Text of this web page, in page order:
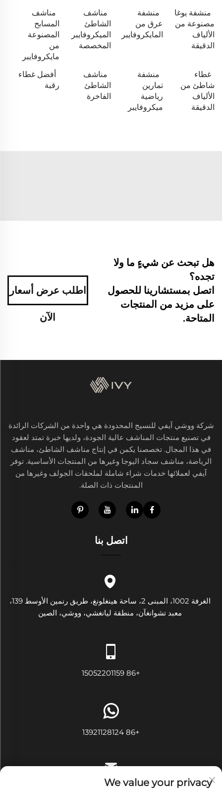
منشفة يوغا
مصنوعة من
الألياف
الدقيقة
منشفة
عرق من
المايكروفايبر
مناشف
الشاطئ
الميكروفايبر
المخصصة
مناشف
المسابح
المصنوعة
من
مايكروفايبر
غطاء
شاطئ من
الألياف
الدقيقة
منشفة
تمارين
رياضية
ميكروفايبر
مناشف
الشاطئ
الفاخرة
أفضل غطاء
رقبة
هل تبحث عن شيءٍ ما ولا
تجده؟
اتصل بمستشارينا للحصول
على مزيد من المنتجات
المتاحة.
اطلب عرض أسعار
الآن
شركة ووشي آيفي للنسيج المحدودة هي واحدة من الشركات الرائدة
في تصنيع منتجات المناشف عالية الجودة، ولديها خبرة تمتد لعقود
في هذا المجال. تخصصنا يكمن في إنتاج مناشف الشاطئ، مناشف
الرياضة، مناشف سجاد اليوجا وغيرها من المنتجات الأساسية. توفر
آيفي لعملائها خدمات شراء شاملة لملحقات الجولف وغيرها من
المنتجات ذات الصلة.
اتصل بنا
الغرفة 1002، المبنى 2، ساحة هينغلونغ، طريق رنمين الأوسط 139،
معبد تشوانغآن، منطقة ليانغشي، ووشي، الصين
+86 15052201159
+86 13921128124
[email protected]
We value your privacy